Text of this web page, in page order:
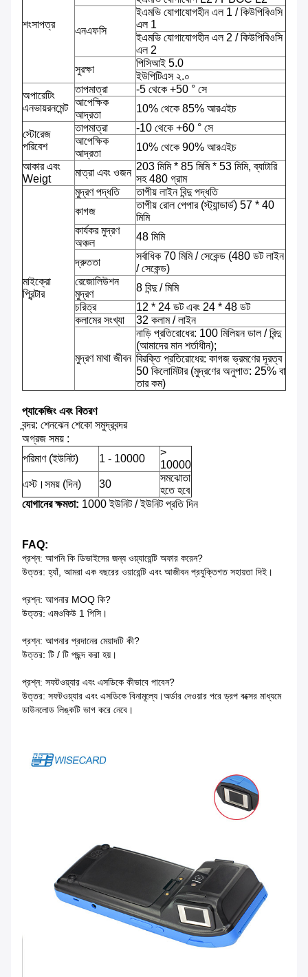
শংসাপত্র
এনএফসি
ইএমভি যোগাযোগহীন এল 1 / কিউপিবিওসি
এল 1
ইএমভি যোগাযোগহীন এল 2 / কিউপিবিওসি
এল 2
সুরক্ষা
পিসিআই 5.0
ইউপিটিএস ২.০
অপারেটিং
এনভায়রনমেন্ট
তাপমাত্রা
-5 থেকে +50 ° সে
আপেক্ষিক
আদ্রতা
10% থেকে 85% আরএইচ
স্টোরেজ
পরিবেশ
তাপমাত্রা
-10 থেকে +60 ° সে
আপেক্ষিক
আদ্রতা
10% থেকে 90% আরএইচ
আকার এবং
Weigt
মাত্রা এবং ওজন
203 মিমি * 85 মিমি * 53 মিমি, ব্যাটারি
সহ 480 গ্রাম
মাইক্রো
প্রিন্টার
মুদ্রণ পদ্ধতি
তাপীয় লাইন বিন্দু পদ্ধতি
কাগজ
তাপীয় রোল পেপার (স্ট্যান্ডার্ড) 57 * 40
মিমি
কার্যকর মুদ্রণ
অঞ্চল
48 মিমি
দ্রুততা
সর্বাধিক 70 মিমি / সেকেন্ড (480 ডট লাইন
/ সেকেন্ড)
রেজোলিউশন
মুদ্রণ
8 বিন্দু / মিমি
চরিত্র
12 * 24 ডট এবং 24 * 48 ডট
কলামের সংখ্যা
32 কলাম / লাইন
মুদ্রণ মাথা জীবন
নাড়ি প্রতিরোধের: 100 মিলিয়ন ডাল / বিন্দু
(আমাদের মান শর্তাধীন);
বিরক্তি প্রতিরোধের: কাগজ ভ্রমণের দূরত্ব
50 কিলোমিটার (মুদ্রণের অনুপাত: 25% বা
তার কম)
প্যাকেজিং এবং বিতরণ
বন্দর: শেনঝেন শেকো সমুদ্রবন্দর
অগ্রজ সময় :
পরিমাণ (ইউনিট)
1 - 10000
>
10000
এস্ট।সময় (দিন)
30
সমঝোতা
হতে হবে
যোগানের ক্ষমতা: 1000 ইউনিট / ইউনিট প্রতি দিন
FAQ:
প্রশ্ন: আপনি কি ডিভাইসের জন্য ওয়্যারেন্টি অফার করেন?
উত্তর: হ্যাঁ, আমরা এক বছরের ওয়ারেন্টি এবং আজীবন প্রযুক্তিগত সহায়তা দিই।
প্রশ্ন: আপনার MOQ কি?
উত্তর: এমওকিউ 1 পিসি।
প্রশ্ন: আপনার প্রদানের মেয়াদটি কী?
উত্তর: টি / টি পছন্দ করা হয়।
প্রশ্ন: সফটওয়্যার এবং এসডিকে কীভাবে পাবেন?
উত্তর: সফটওয়্যার এবং এসডিকে বিনামূল্যে।অর্ডার দেওয়ার পরে ড্রপ বক্সের মাধ্যমে
ডাউনলোড লিঙ্কটি ভাগ করে নেবে।